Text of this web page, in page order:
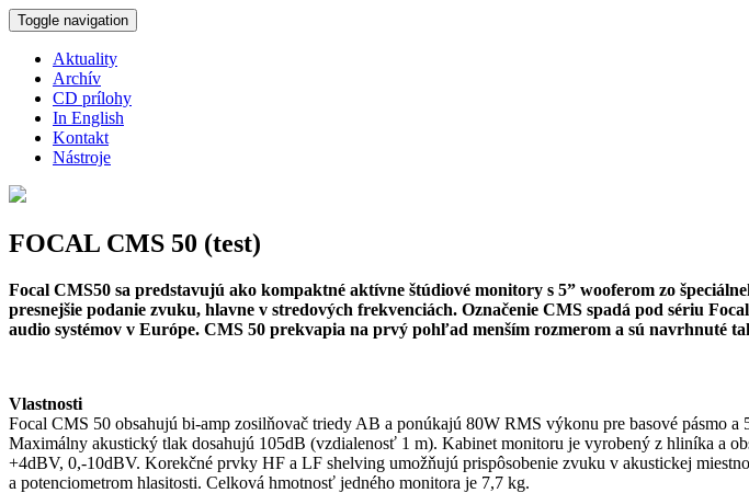
Skočiť na hlavný obsah
Toggle navigation
Aktuality
Archív
CD prílohy
In English
Kontakt
Nástroje
FOCAL CMS 50 (test)
Focal CMS50 sa predstavujú ako kompaktné aktívne štúdiové monitory s 5” wooferom zo
presnejšie podanie zvuku, hlavne v stredových frekvenciách. Označenie CMS spadá pod sériu
audio systémov v Európe. CMS 50 prekvapia na prvý pohľad menším rozmerom a sú navrhnuté
Vlastnosti
Focal CMS 50 obsahujú bi-amp zosilňovač triedy AB a ponúkajú 80W RMS výkonu pre basové
Maximálny akustický tlak dosahujú 105dB (vzdialenosť 1 m). Kabinet monitoru je vyrobený z hliníka a
+4dBV, 0,-10dBV. Korekčné prvky HF a LF shelving umožňujú prispôsobenie zvuku v akustickej
a potenciometrom hlasitosti. Celková hmotnosť jedného monitora je 7,7 kg.